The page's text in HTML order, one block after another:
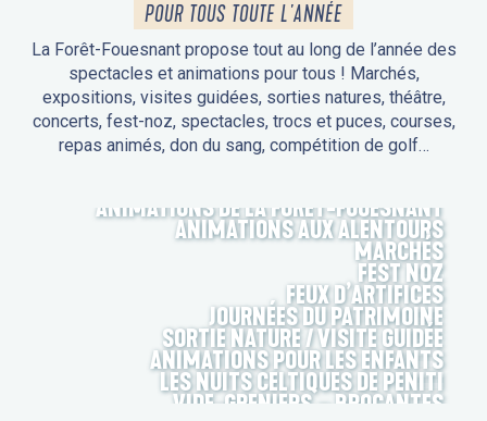
POUR TOUS TOUTE L'ANNÉE
La Forêt-Fouesnant propose tout au long de l’année des
spectacles et animations pour tous ! Marchés,
expositions, visites guidées, sorties natures, théâtre,
concerts, fest-noz, spectacles, trocs et puces, courses,
repas animés, don du sang, compétition de golf…
ANIMATIONS DE LA FORÊT-FOUESNANT
ANIMATIONS AUX ALENTOURS
MARCHÉS
FEST NOZ
FEUX D’ARTIFICES
JOURNÉES DU PATRIMOINE
SORTIE NATURE / VISITE GUIDÉE
ANIMATIONS POUR LES ENFANTS
LES NUITS CELTIQUES DE PENITI
VIDE-GRENIERS – BROCANTES